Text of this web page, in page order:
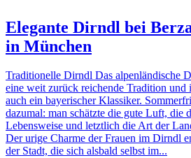
Elegante Dirndl bei
in München
Traditionelle Dirndl Das alpenländische
eine weit zurück reichende Tradition und
auch ein bayerischer Klassiker.
dazumal: man schätzte die gute Luft, die
Lebensweise und letztlich die Art der
Der urige Charme der Frauen im Dirndl
der Stadt, die sich alsbald selbst im...